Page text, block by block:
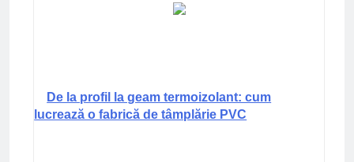
De la profil la geam termoizolant: cum
lucrează o fabrică de tâmplărie PVC